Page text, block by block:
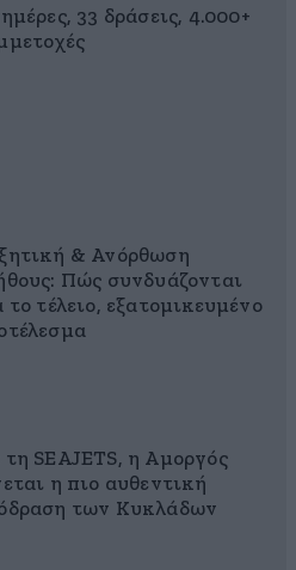
33 δράσεις, 4.000+
& Ανόρθωση
Πώς συνδυάζονται
το τέλειο, εξατομικευμένο
SEAJETS, η Αμοργός
η πιο αυθεντική
των Κυκλάδων